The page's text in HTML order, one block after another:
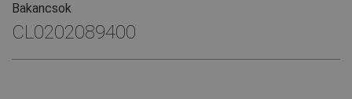
Bakancsok
CL0202089400